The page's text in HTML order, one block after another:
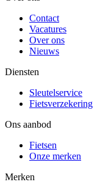
Contact
Vacatures
Over ons
Nieuws
Diensten
Sleutelservice
Fietsverzekering
Ons aanbod
Fietsen
Onze merken
Merken